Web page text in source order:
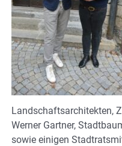
Landschaftsarchitekten,
Werner Gartner,
sowie einigen